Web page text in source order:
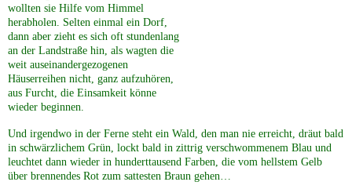
wollten sie Hilfe vom Himmel
herabholen. Selten einmal ein Dorf,
dann aber zieht es sich oft stundenlang
an der Landstraße hin, als wagten die
weit auseinandergezogenen
Häuserreihen nicht, ganz aufzuhören,
aus Furcht, die Einsamkeit könne
wieder beginnen.
Und irgendwo in der Ferne steht ein Wald, den man nie erreicht, dräut bald
in schwärzlichem Grün, lockt bald in zittrig verschwommenem Blau und
leuchtet dann wieder in hunderttausend Farben, die vom hellstem Gelb
über brennendes Rot zum sattesten Braun gehen…